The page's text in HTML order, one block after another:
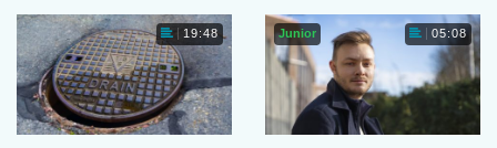
19:48 Junior 05:08